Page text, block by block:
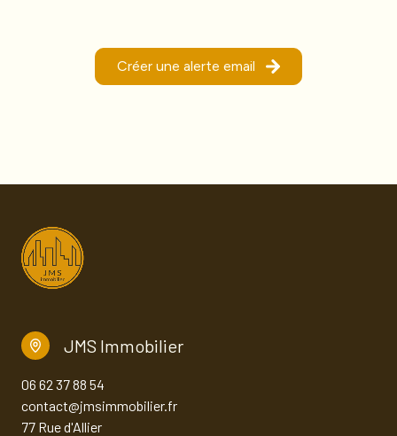
Créer une alerte email
JMS Immobilier
06 62 37 88 54
contact@jmsimmobilier.fr
77 Rue d'Allier